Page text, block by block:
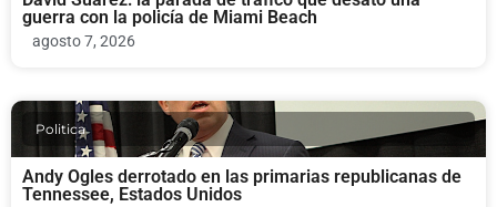
guerra con la policía de Miami Beach
agosto 7, 2026
Politica
Andy Ogles derrotado en las primarias republicanas de
Tennessee, Estados Unidos